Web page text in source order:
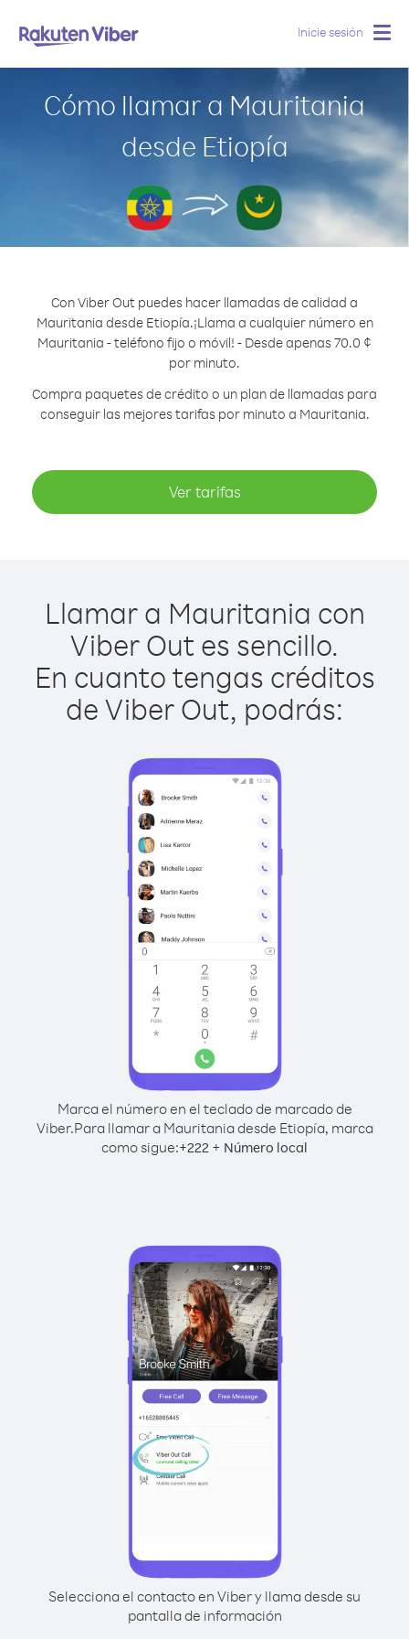
Inicie sesión
Cómo llamar a Mauritania
desde Etiopía
Con Viber Out puedes hacer llamadas de calidad a
Mauritania desde Etiopía.¡Llama a cualquier número en
Mauritania - teléfono fijo o móvil! - Desde apenas 70.0 ¢
por minuto.
Compra paquetes de crédito o un plan de llamadas para
conseguir las mejores tarifas por minuto a Mauritania.
Ver tarifas
Llamar a Mauritania con
Viber Out es sencillo.
En cuanto tengas créditos
de Viber Out, podrás:
Marca el número en el teclado de marcado de
Viber.Para llamar a Mauritania desde Etiopía, marca
como sigue:+222 + Número local
Selecciona el contacto en Viber y llama desde su
pantalla de información